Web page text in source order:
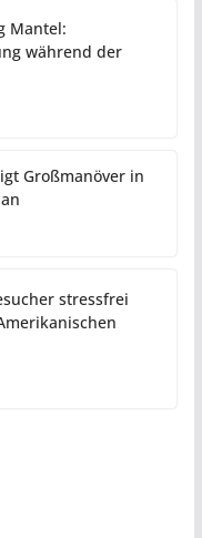
Mantel:
während der
Großmanöver in
stressfrei